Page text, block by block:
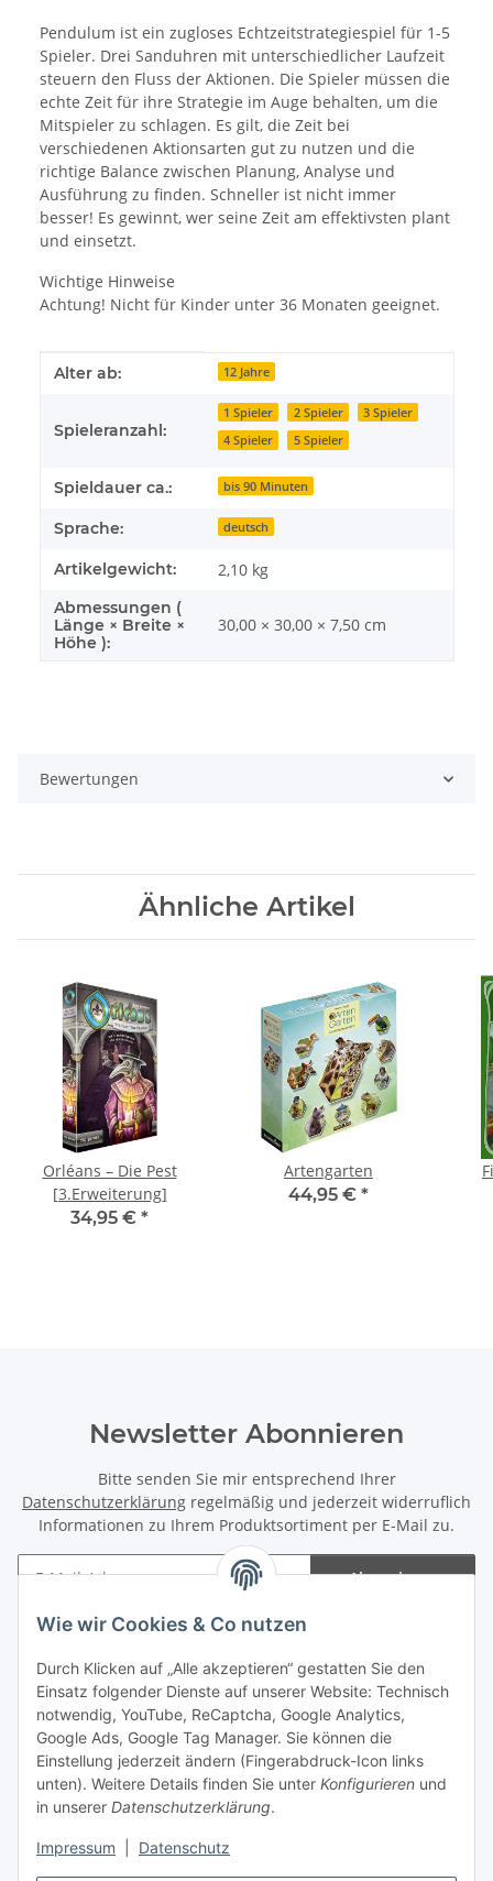
Wie wir Cookies & Co nutzen
Durch Klicken auf „Alle akzeptieren“ gestatten Sie den
Einsatz folgender Dienste auf unserer Website: Technisch
notwendig, YouTube, ReCaptcha, Google Analytics,
Google Ads, Google Tag Manager. Sie können die
Einstellung jederzeit ändern (Fingerabdruck-Icon links
unten). Weitere Details finden Sie unter Konfigurieren und
in unserer Datenschutzerklärung.
Impressum Datenschutz
Pendulum ist ein zugloses Echtzeitstrategiespiel für 1-5
Spieler. Drei Sanduhren mit unterschiedlicher Laufzeit
steuern den Fluss der Aktionen. Die Spieler müssen die
echte Zeit für ihre Strategie im Auge behalten, um die
Mitspieler zu schlagen. Es gilt, die Zeit bei
verschiedenen Aktionsarten gut zu nutzen und die
richtige Balance zwischen Planung, Analyse und
Ausführung zu finden. Schneller ist nicht immer
besser! Es gewinnt, wer seine Zeit am effektivsten plant
und einsetzt.
Wichtige Hinweise
Achtung! Nicht für Kinder unter 36 Monaten geeignet.
Produkteigenschaft
Wert
Alter ab: 12 Jahre
Spieleranzahl:
1 Spieler 2 Spieler
3 Spieler
4 Spieler
5 Spieler
Spieldauer ca.: bis 90 Minuten
Sprache: deutsch
Artikelgewicht: 2,10 kg
Abmessungen (
Länge × Breite ×
Höhe ):
30,00 × 30,00 × 7,50 cm
Bewertungen
Ähnliche Artikel
Orléans – Die Pest
[3.Erweiterung]
34,95 € *
Artengarten
44,95 € *
Newsletter Abonnieren
Bitte senden Sie mir entsprechend Ihrer
Datenschutzerklärung regelmäßig und jederzeit widerruflich
Informationen zu Ihrem Produktsortiment per E-Mail zu.
Abonnieren
Newsletter Abonnieren
Informationen
Gesetzliche Informationen
Spieletreffs in Jülich & Umgebung